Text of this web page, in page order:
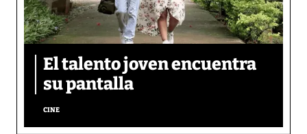
El talento joven encuentra
su pantalla​
CINE